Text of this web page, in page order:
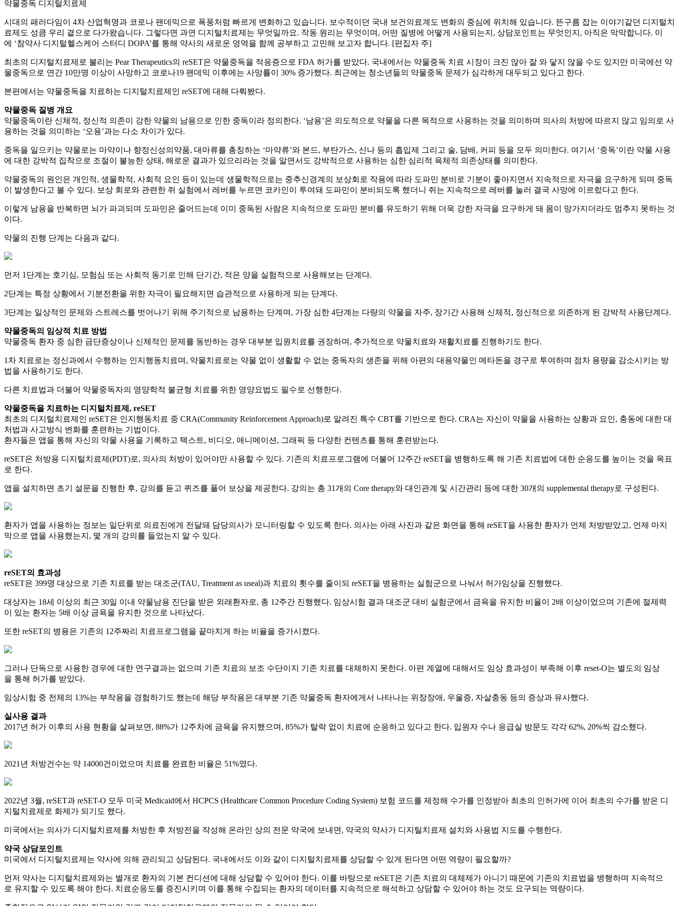
약물중독 디지털치료제
시대의 패러다임이 4차 산업혁명과 코로나 팬데믹으로 폭풍처럼 빠르게 변화하고 있습니다. 보수적이던 국내 보건의료계도 변화의 중심에 위치해 있습니다. 뜬구름 잡는 이야기같던 디지털치
료제도 성큼 우리 곁으로 다가왔습니다. 그렇다면 과연 디지털치료제는 무엇일까요. 작동 원리는 무엇이며, 어떤 질병에 어떻게 사용되는지, 상담포인트는 무엇인지, 아직은 막막합니다. 이
에 ‘참약사 디지털헬스케어 스터디 DOPA’를 통해 약사의 새로운 영역을 함께 공부하고 고민해 보고자 합니다. [편집자 주]
최초의 디지털치료제로 불리는 Pear Therapeutics의 reSET은 약물중독을 적응증으로 FDA 허가를 받았다. 국내에서는 약물중독 치료 시장이 크진 않아 잘 와 닿지 않을 수도 있지만 미국에선 약
물중독으로 연간 10만명 이상이 사망하고 코로나19 팬데믹 이후에는 사망률이 30% 증가했다. 최근에는 청소년들의 약물중독 문제가 심각하게 대두되고 있다고 한다.
본편에서는 약물중독을 치료하는 디지털치료제인 reSET에 대해 다뤄봤다.
약물중독 질병 개요
약물중독이란 신체적, 정신적 의존이 강한 약물의 남용으로 인한 중독이라 정의한다. ‘남용’은 의도적으로 약물을 다른 목적으로 사용하는 것을 의미하며 의사의 처방에 따르지 않고 임의로 사
용하는 것을 의미하는 ‘오용’과는 다소 차이가 있다.
중독을 일으키는 약물로는 마약이나 향정신성의약품, 대마류를 총칭하는 ‘마약류’와 본드, 부탄가스, 신나 등의 흡입제 그리고 술, 담배, 커피 등을 모두 의미한다. 여기서 ‘중독’이란 약물 사용
에 대한 강박적 집착으로 조절이 불능한 상태, 해로운 결과가 있으리라는 것을 알면서도 강박적으로 사용하는 심한 심리적 육체적 의존상태를 의미한다.
약물중독의 원인은 개인적, 생물학적, 사회적 요인 등이 있는데 생물학적으로는 중추신경계의 보상회로 작용에 따라 도파민 분비로 기분이 좋아지면서 지속적으로 자극을 요구하게 되며 중독
이 발생한다고 볼 수 있다. 보상 회로와 관련한 쥐 실험에서 레버를 누르면 코카인이 투여돼 도파민이 분비되도록 했더니 쥐는 지속적으로 레버를 눌러 결국 사망에 이르렀다고 한다.
이렇게 남용을 반복하면 뇌가 파괴되며 도파민은 줄어드는데 이미 중독된 사람은 지속적으로 도파민 분비를 유도하기 위해 더욱 강한 자극을 요구하게 돼 몸이 망가지더라도 멈추지 못하는 것
이다.
약물의 진행 단계는 다음과 같다.
먼저 1단계는 호기심, 모험심 또는 사회적 동기로 인해 단기간, 적은 양을 실험적으로 사용해보는 단계다.
2단계는 특정 상황에서 기분전환을 위한 자극이 필요해지면 습관적으로 사용하게 되는 단계다.
3단계는 일상적인 문제와 스트레스를 벗어나기 위해 주기적으로 남용하는 단계며, 가장 심한 4단계는 다량의 약물을 자주, 장기간 사용해 신체적, 정신적으로 의존하게 된 강박적 사용단계다.
약물중독의 임상적 치료 방법
약물중독 환자 중 심한 금단증상이나 신체적인 문제를 동반하는 경우 대부분 입원치료를 권장하며, 추가적으로 약물치료와 재활치료를 진행하기도 한다.
1차 치료로는 정신과에서 수행하는 인지행동치료며, 약물치료로는 약물 없이 생활할 수 없는 중독자의 생존을 위해 아편의 대용약물인 메타돈을 경구로 투여하며 점차 용량을 감소시키는 방
법을 사용하기도 한다.
다른 치료법과 더불어 약물중독자의 영양학적 불균형 치료를 위한 영양요법도 필수로 선행한다.
약물중독을 치료하는 디지털치료제, reSET
최초의 디지털치료제인 reSET은 인지행동치료 중 CRA(Community Reinforcement Approach)로 알려진 특수 CBT를 기반으로 한다. CRA는 자신이 약물을 사용하는 상황과 요인, 충동에 대한 대
처법과 사고방식 변화를 훈련하는 기법이다.
환자들은 앱을 통해 자신의 약물 사용을 기록하고 텍스트, 비디오, 애니메이션, 그래픽 등 다양한 컨텐츠를 통해 훈련받는다.
reSET은 처방용 디지털치료제(PDT)로, 의사의 처방이 있어야만 사용할 수 있다. 기존의 치료프로그램에 더불어 12주간 reSET을 병행하도록 해 기존 치료법에 대한 순응도를 높이는 것을 목표
로 한다.
앱을 설치하면 초기 설문을 진행한 후, 강의를 듣고 퀴즈를 풀어 보상을 제공한다. 강의는 총 31개의 Core therapy와 대인관계 및 시간관리 등에 대한 30개의 supplemental therapy로 구성된다.
환자가 앱을 사용하는 정보는 일단위로 의료진에게 전달돼 담당의사가 모니터링할 수 있도록 한다. 의사는 아래 사진과 같은 화면을 통해 reSET을 사용한 환자가 언제 처방받았고, 언제 마지
막으로 앱을 사용했는지, 몇 개의 강의를 들었는지 알 수 있다.
reSET의 효과성
reSET은 399명 대상으로 기존 치료를 받는 대조군(TAU, Treatment as useal)과 치료의 횟수를 줄이되 reSET을 병용하는 실험군으로 나눠서 허가임상을 진행했다.
대상자는 18세 이상의 최근 30일 이내 약물남용 진단을 받은 외래환자로, 총 12주간 진행했다. 임상시험 결과 대조군 대비 실험군에서 금욕을 유지한 비율이 2배 이상이었으며 기존에 절제력
이 있는 환자는 5배 이상 금욕을 유지한 것으로 나타났다.
또한 reSET의 병용은 기존의 12주짜리 치료프로그램을 끝마치게 하는 비율을 증가시켰다.
그러나 단독으로 사용한 경우에 대한 연구결과는 없으며 기존 치료의 보조 수단이지 기존 치료를 대체하지 못한다. 아편 계열에 대해서도 임상 효과성이 부족해 이후 reset-O는 별도의 임상
을 통해 허가를 받았다.
임상시험 중 전체의 13%는 부작용을 경험하기도 했는데 해당 부작용은 대부분 기존 약물중독 환자에게서 나타나는 위장장애, 우울증, 자살충동 등의 증상과 유사했다.
실사용 결과
2017년 허가 이후의 사용 현황을 살펴보면, 88%가 12주차에 금욕을 유지했으며, 85%가 탈락 없이 치료에 순응하고 있다고 한다. 입원자 수나 응급실 방문도 각각 62%, 20%씩 감소했다.
2021년 처방건수는 약 14000건이었으며 치료를 완료한 비율은 51%였다.
2022년 3월, reSET과 reSET-O 모두 미국 Medicaid에서 HCPCS (Healthcare Common Procedure Coding System) 보험 코드를 제정해 수가를 인정받아 최초의 인허가에 이어 최초의 수가를 받은 디
지털치료제로 화제가 되기도 했다.
미국에서는 의사가 디지털치료제를 처방한 후 처방전을 작성해 온라인 상의 전문 약국에 보내면, 약국의 약사가 디지틸치료제 설치와 사용법 지도를 수행한다.
약국 상담포인트
미국에서 디지털치료제는 약사에 의해 관리되고 상담된다. 국내에서도 이와 같이 디지털치료제를 상담할 수 있게 된다면 어떤 역량이 필요할까?
먼저 약사는 디지털치료제와는 별개로 환자의 기본 컨디션에 대해 상담할 수 있어야 한다. 이를 바탕으로 reSET은 기존 치료의 대체제가 아니기 때문에 기존의 치료법을 병행하며 지속적으
로 유지할 수 있도록 해야 한다. 치료순응도를 증진시키며 이를 통해 수집되는 환자의 데이터를 지속적으로 해석하고 상담할 수 있어야 하는 것도 요구되는 역량이다.